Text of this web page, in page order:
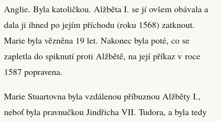
Anglie. Byla katoličkou. Alžběta I. se jí ovšem obávala a
dala ji ihned po jejím příchodu (roku 1568) zatknout.
Marie byla vězněna 19 let. Nakonec byla poté, co se
zapletla do spiknutí proti Alžbětě, na její příkaz v roce
1587 popravena.
Marie Stuartovna byla vzdálenou příbuznou Alžběty I.,
neboť byla pravnučkou Jindřicha VII. Tudora, a byla tedy